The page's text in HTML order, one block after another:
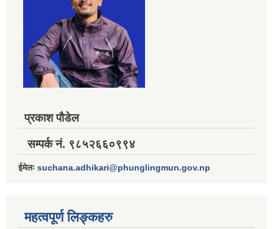
प्रकाश पौडेल
सम्पर्क नं. ९८५२६६०९९४
ईमेलः suchana.adhikari@phunglingmun.gov.np
महत्वपूर्ण लिङ्कहरु